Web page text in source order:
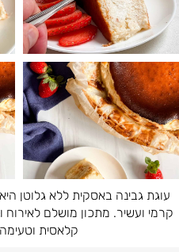
עוגת גבינה באסקית ללא גלוטן
קרמי ועשיר. מתכון מושלם
קלאסית